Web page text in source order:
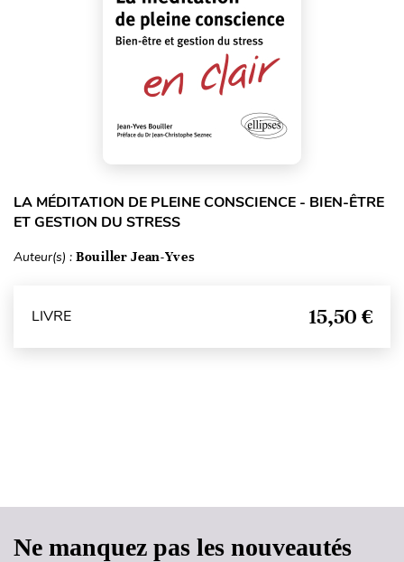
LA MÉDITATION DE PLEINE CONSCIENCE - BIEN-ÊTRE
ET GESTION DU STRESS
Auteur(s) : Bouiller Jean-Yves
LIVRE 15,50 €
Ne manquez pas les nouveautés